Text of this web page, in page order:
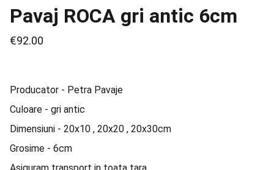
Pavaj ROCA gri antic 6cm
€92.00
Producator - Petra Pavaje
Culoare - gri antic
Dimensiuni - 20x10 , 20x20 , 20x30cm
Grosime - 6cm